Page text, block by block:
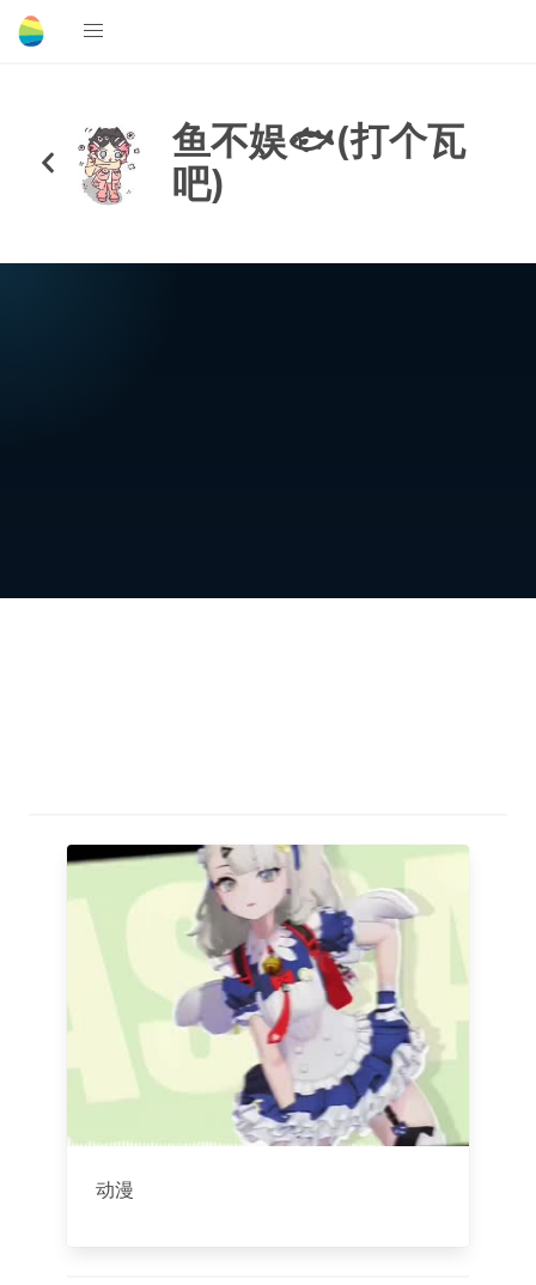
鱼不娱🐟(打个瓦
吧)
动漫